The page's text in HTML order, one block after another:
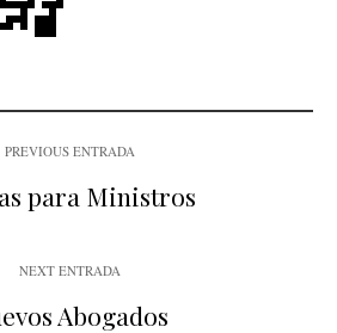
PREVIOUS ENTRADA
para Ministros
NEXT ENTRADA
Abogados